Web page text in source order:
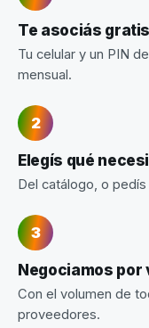
Te asociás gratis
Tu celular y un PIN
mensual.
Elegís qué
Del catálogo, o
Negociamos por
Con el volumen de
proveedores.